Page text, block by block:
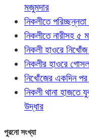
মজুমদার
নিকলীতে
নিকলীতে নারীসহ ৫
নিকলী হাওরে
নিকলীর হাওরে
নিখোঁজের একদিন পর
নিকলী থানা হাজতে
উদ্ধার
পুরনো সংখ্যা